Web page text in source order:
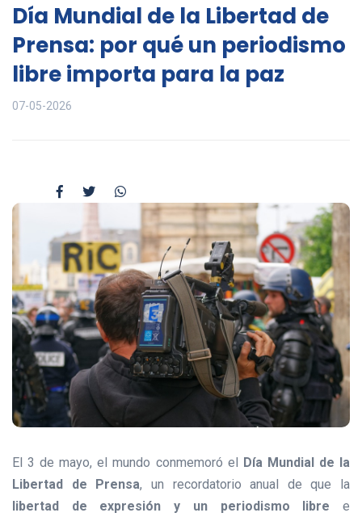
Día Mundial de la Libertad de
Prensa: por qué un periodismo
libre importa para la paz
07-05-2026
El 3 de mayo, el mundo conmemoró el
Día Mundial de la
Libertad de Prensa, un recordatorio anual de que la
libertad de expresión y un periodismo libre e